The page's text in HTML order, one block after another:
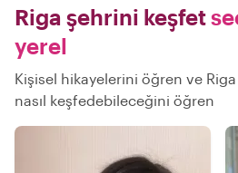
Riga şehrini keşfet
yerel
Kişisel hikayelerini öğren ve
nasıl keşfedebileceğini öğren